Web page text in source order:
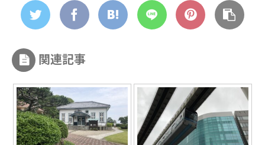
関連記事